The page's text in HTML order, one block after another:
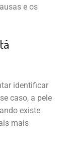
e os
identificar
caso, a pele
existe
mais